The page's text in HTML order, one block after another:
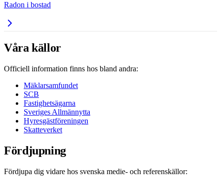
Radon i bostad
Våra källor
Officiell information finns hos bland andra:
Mäklarsamfundet
SCB
Fastighetsägarna
Sveriges Allmännytta
Hyresgästföreningen
Skatteverket
Fördjupning
Fördjupa dig vidare hos svenska medie- och referenskällor: